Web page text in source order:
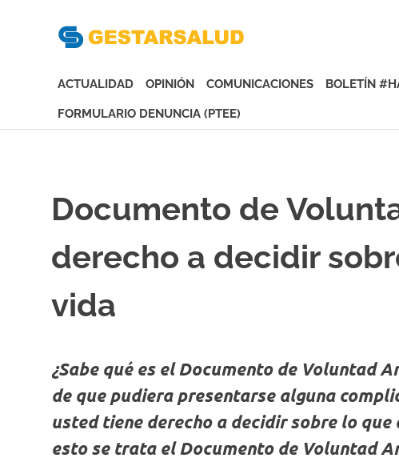
de
Gestoras
del
Salud
ACTUALIDAD OPINIÓN COMUNICACIONES BOLETÍN
FORMULARIO DENUNCIA (PTEE)
Documento de
derecho a decidir
vida
¿Sabe qué es el Documento de Voluntad
de que pudiera presentarse alguna
usted tiene derecho a decidir sobre lo que
esto se trata el Documento de Voluntad